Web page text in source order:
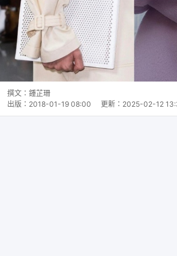
撰文： 鍾芷珊
出版： 2018-01-19 08:00 更新： 2025-02-12